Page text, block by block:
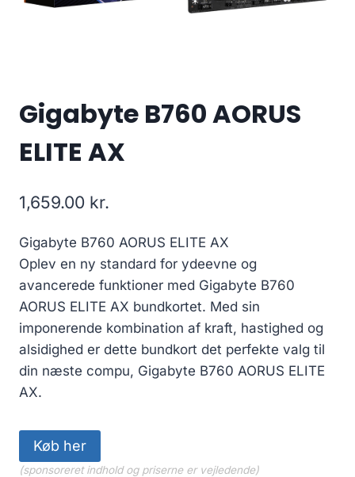
Gigabyte B760 AORUS
ELITE AX
1,659.00 kr.
Gigabyte B760 AORUS ELITE AX
Oplev en ny standard for ydeevne og
avancerede funktioner med Gigabyte B760
AORUS ELITE AX bundkortet. Med sin
imponerende kombination af kraft, hastighed og
alsidighed er dette bundkort det perfekte valg til
din næste compu, Gigabyte B760 AORUS ELITE
AX.
Køb her
(sponsoreret indhold og priserne er vejledende)